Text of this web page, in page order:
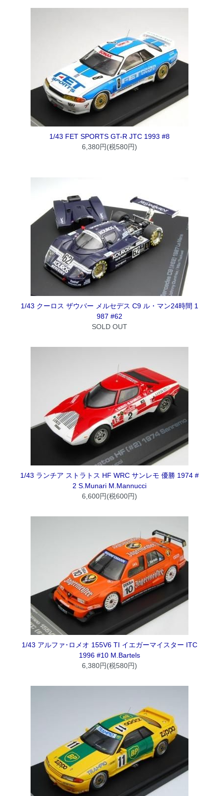
1/43 FET SPORTS GT-R JTC 1993 #8
6,380円(税580円)
1/43 クーロス ザウバー メルセデス C9 ル・マン24時間 1
987 #62
SOLD OUT
1/43 ランチア ストラトス HF WRC サンレモ 優勝 1974 #
2 S.Munari M.Mannucci
6,600円(税600円)
1/43 アルファ･ロメオ 155V6 TI イエガーマイスター ITC
1996 #10 M.Bartels
6,380円(税580円)